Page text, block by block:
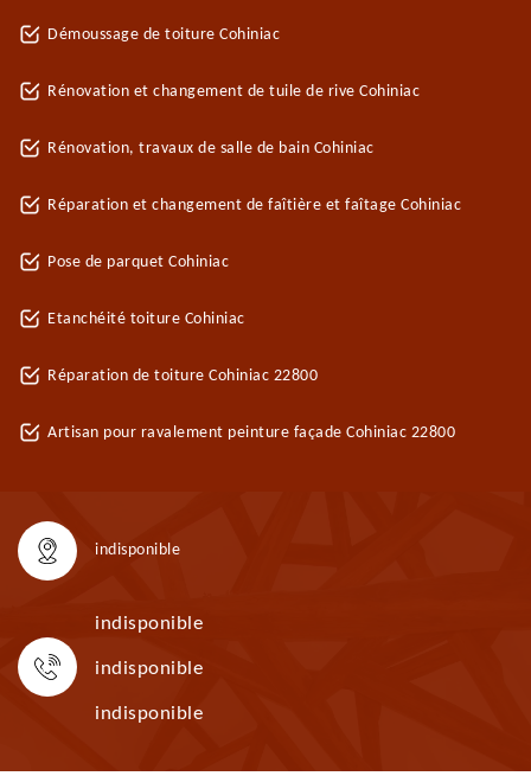
Démoussage de toiture Cohiniac
Rénovation et changement de tuile de rive Cohiniac
Rénovation, travaux de salle de bain Cohiniac
Réparation et changement de faîtière et faîtage Cohiniac
Pose de parquet Cohiniac
Etanchéité toiture Cohiniac
Réparation de toiture Cohiniac 22800
Artisan pour ravalement peinture façade Cohiniac 22800
indisponible
indisponible
indisponible
indisponible